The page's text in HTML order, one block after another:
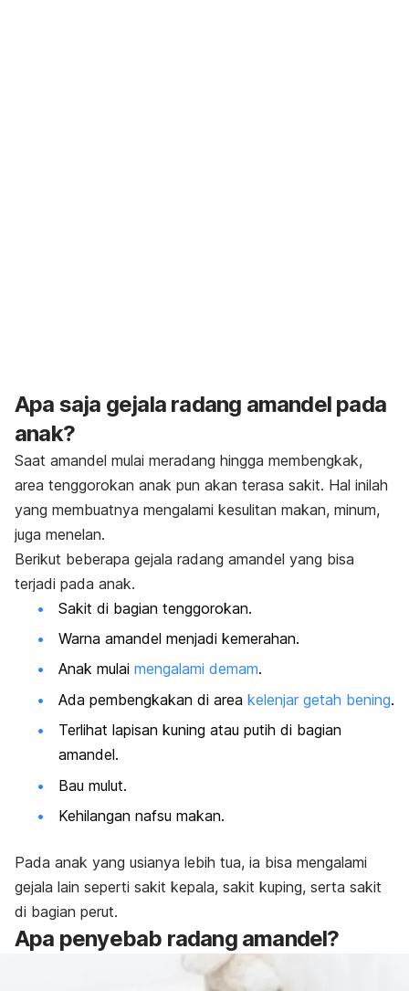
Apa saja gejala radang amandel pada
anak?
Saat amandel mulai meradang hingga membengkak,
area tenggorokan anak pun akan terasa sakit. Hal inilah
yang membuatnya mengalami kesulitan makan, minum,
juga menelan.
Berikut beberapa gejala radang amandel yang bisa
terjadi pada anak.
Sakit di bagian tenggorokan.
Warna amandel menjadi kemerahan.
Anak mulai mengalami demam.
Ada pembengkakan di area kelenjar getah bening.
Terlihat lapisan kuning atau putih di bagian
amandel.
Bau mulut.
Kehilangan nafsu makan.
Pada anak yang usianya lebih tua, ia bisa mengalami
gejala lain seperti sakit kepala, sakit kuping, serta sakit
di bagian perut.
Apa penyebab radang amandel?